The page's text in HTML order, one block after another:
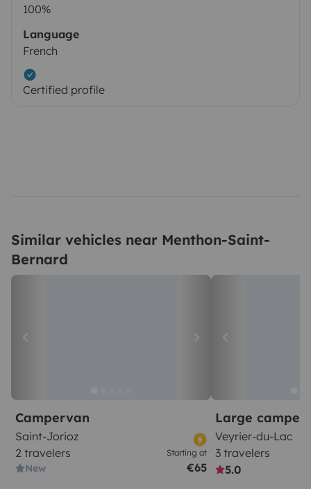
100%
Language
French
Certified profile
Similar vehicles near Menthon-Saint-
Bernard
Campervan
Saint-Jorioz
2 travelers
New
Starting at
€65
Large
Veyrier-du-Lac
3 travelers
5.0